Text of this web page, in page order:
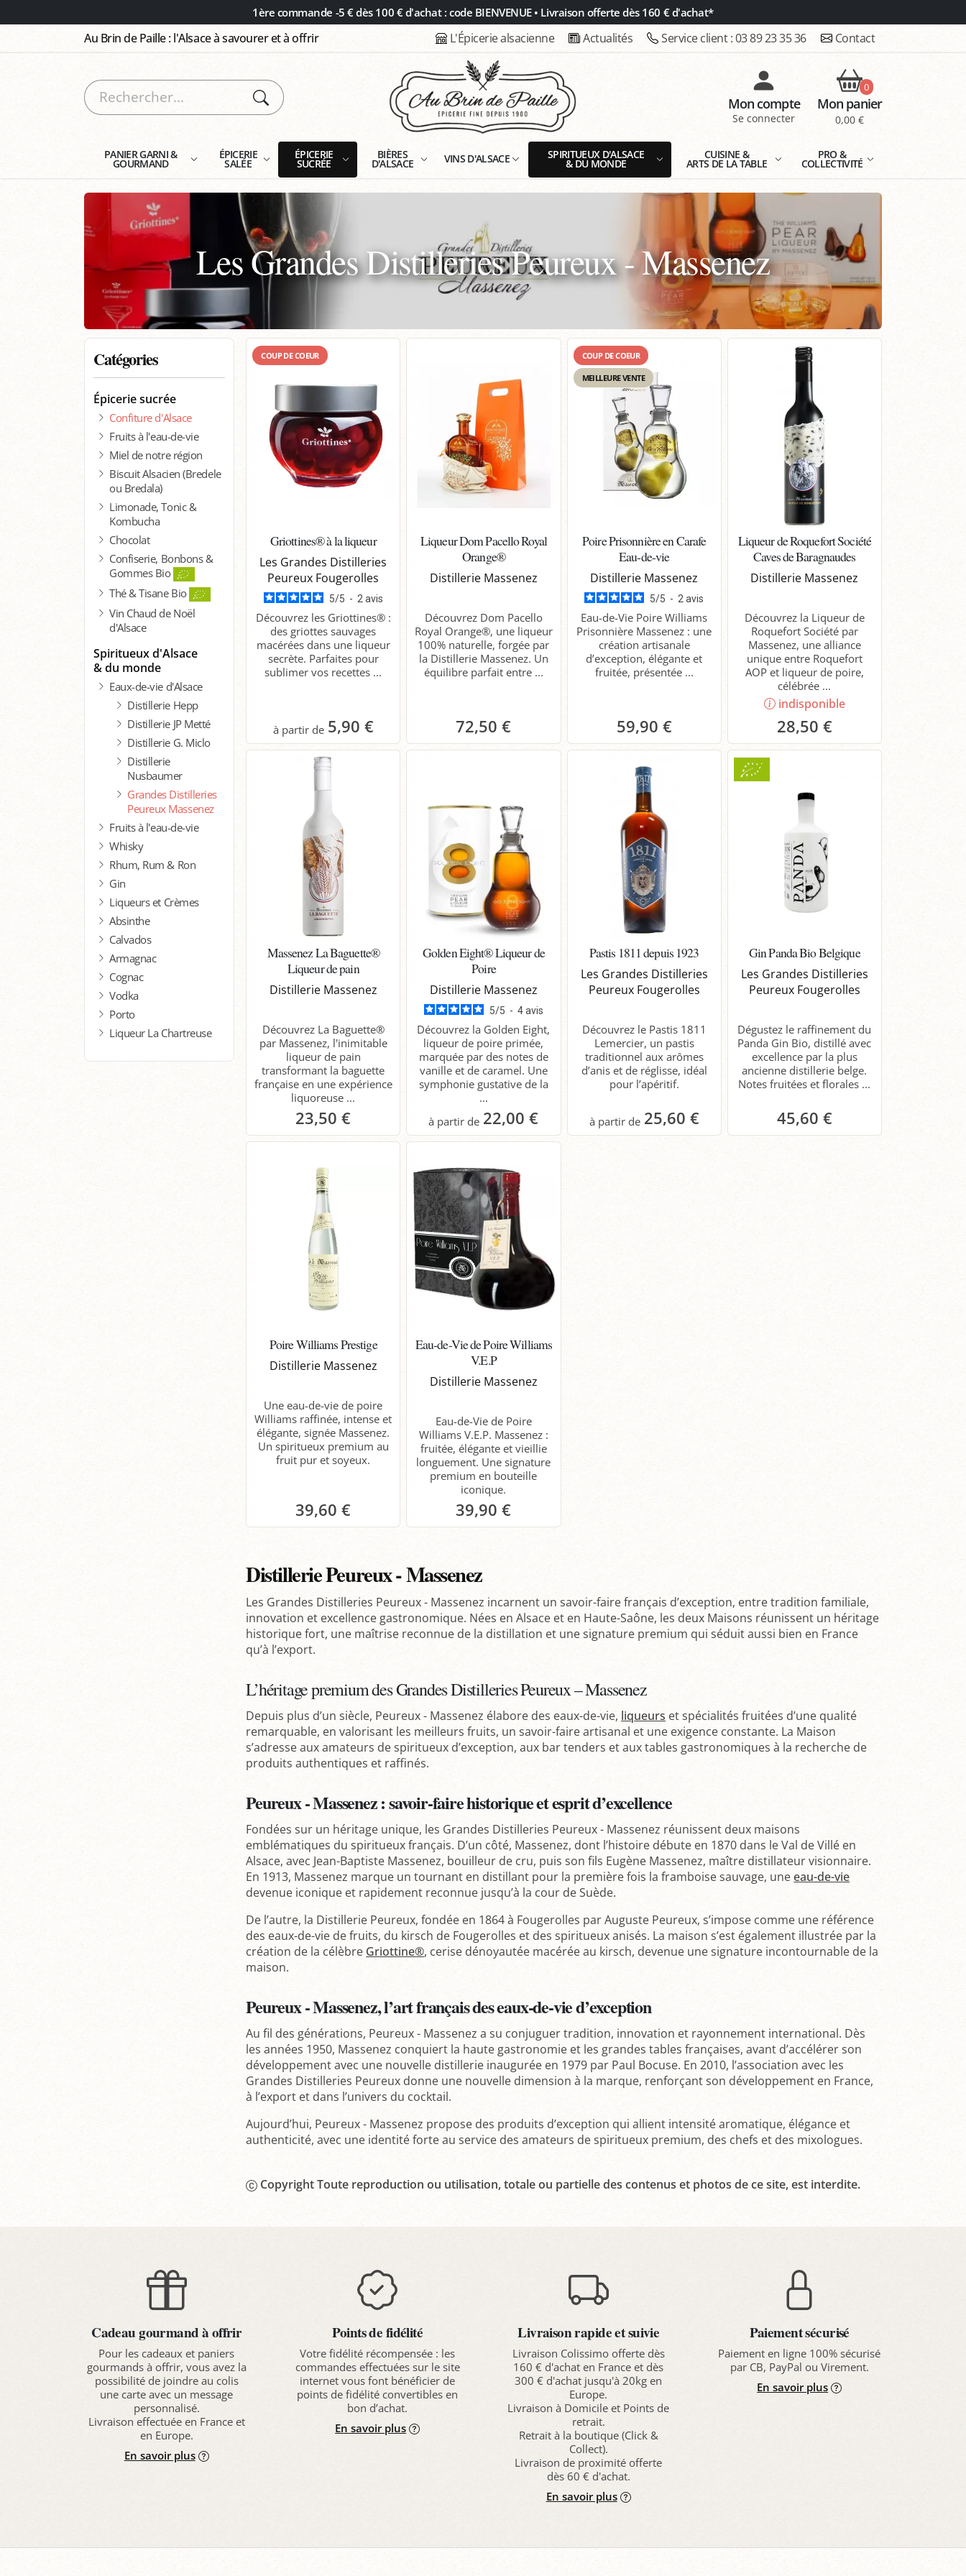
1ère commande -5 € dès 100 € d'achat : code BIENVENUE • Livraison offerte dès 160 € d'achat*
Au Brin de Paille : l'Alsace à savourer et à offrir L'Épicerie alsacienne Actualités Service client :03 89 23 35 36 Contact
Mon compte
Se connecter
0
Mon panier
0,00 €
PANIER GARNI &
GOURMAND
ÉPICERIE
SALÉE
ÉPICERIE
SUCRÉE
BIÈRES
D'ALSACE VINS D'ALSACE SPIRITUEUX D'ALSACE
& DU MONDE
CUISINE &
ARTS DE LA TABLE
PRO &
COLLECTIVITÉ
Les Grandes Distilleries Peureux - Massenez
Catégories
Épicerie sucrée
Confiture d'Alsace
Fruits à l'eau-de-vie
Miel de notre région
Biscuit Alsacien (Bredele
ou Bredala)
Limonade, Tonic &
Kombucha
Chocolat
Confiserie, Bonbons &
Gommes Bio
Thé & Tisane Bio
Vin Chaud de Noël
d'Alsace
Spiritueux d'Alsace
& du monde
Eaux-de-vie d'Alsace
Distillerie Hepp
Distillerie JP Metté
Distillerie G. Miclo
Distillerie
Nusbaumer
Grandes Distilleries
Peureux Massenez
Fruits à l'eau-de-vie
Whisky
Rhum, Rum & Ron
Gin
Liqueurs et Crèmes
Absinthe
Calvados
Armagnac
Cognac
Vodka
Porto
Liqueur La Chartreuse
COUP DE COEUR
Griottines® à la liqueur
Les Grandes Distilleries
Peureux Fougerolles
5/5 - 2 avis
Découvrez les Griottines® :
des griottes sauvages
macérées dans une liqueur
secrète. Parfaites pour
sublimer vos recettes ...
5,90 €
Panier
Liqueur Dom Pacello Royal
Orange®
Distillerie Massenez
Découvrez Dom Pacello
Royal Orange®, une liqueur
100% naturelle, forgée par
la Distillerie Massenez. Un
équilibre parfait entre ...
72,50 €
COUP DE COEUR
MEILLEURE VENTE
Poire Prisonnière en Carafe
Eau-de-vie
Distillerie Massenez
5/5 - 2avis
Eau-de-Vie Poire Williams
Prisonnière Massenez : une
création artisanale
d’exception, élégante et
fruitée, présentée ...
59,90 €
Liqueur de Roquefort Société
Caves de Baragnaudes
Distillerie Massenez
Découvrez la Liqueur de
Roquefort Société par
Massenez, une alliance
unique entre Roquefort
AOP et liqueur de poire,
célébrée ...
indisponible
28,50 €
Massenez La Baguette®
Liqueur de pain
Distillerie Massenez
Découvrez La Baguette®
par Massenez, l'inimitable
liqueur de pain
transformant la baguette
française en une expérience
liquoreuse ...
23,50 €
Golden Eight® Liqueur de
Poire
Distillerie Massenez
5/5 - 4avis
Découvrez la Golden Eight,
liqueur de poire primée,
marquée par des notes de
vanille et de caramel. Une
symphonie gustative de la
...
22,00 €
Pastis 1811 depuis 1923
Les Grandes Distilleries
Peureux Fougerolles
Découvrez le Pastis 1811
Lemercier, un pastis
traditionnel aux arômes
d’anis et de réglisse, idéal
pour l’apéritif.
25,60 €
Gin Panda Bio Belgique
Les Grandes Distilleries
Peureux Fougerolles
Dégustez le raffinement du
Panda Gin Bio, distillé avec
excellence par la plus
ancienne distillerie belge.
Notes fruitées et florales ...
45,60 €
Poire Williams Prestige
Distillerie Massenez
Une eau-de-vie de poire
Williams raffinée, intense et
élégante, signée Massenez.
Un spiritueux premium au
fruit pur et soyeux.
39,60 €
Eau-de-Vie de Poire Williams
V.E.P
Distillerie Massenez
Eau-de-Vie de Poire
Williams V.E.P. Massenez :
fruitée, élégante et vieillie
longuement. Une signature
premium en bouteille
iconique.
39,90 €
Distillerie Peureux - Massenez
Les Grandes Distilleries Peureux - Massenez incarnent un savoir-faire français d’exception, entre tradition familiale,
innovation et excellence gastronomique. Nées en Alsace et en Haute-Saône, les deux Maisons réunissent un héritage
historique fort, une maîtrise reconnue de la distillation et une signature premium qui séduit aussi bien en France
qu’à l’export.
L’héritage premium des Grandes Distilleries Peureux – Massenez
Depuis plus d’un siècle, Peureux - Massenez élabore des eaux-de-vie, liqueurs et spécialités fruitées d’une qualité
remarquable, en valorisant les meilleurs fruits, un savoir-faire artisanal et une exigence constante. La Maison
s’adresse aux amateurs de spiritueux d’exception, aux bar tenders et aux tables gastronomiques à la recherche de
produits authentiques et raffinés.
Peureux - Massenez : savoir-faire historique et esprit d’excellence
Fondées sur un héritage unique, les Grandes Distilleries Peureux - Massenez réunissent deux maisons
emblématiques du spiritueux français. D’un côté, Massenez, dont l’histoire débute en 1870 dans le Val de Villé en
Alsace, avec Jean-Baptiste Massenez, bouilleur de cru, puis son fils Eugène Massenez, maître distillateur visionnaire.
En 1913, Massenez marque un tournant en distillant pour la première fois la framboise sauvage, uneeau-de-vie
devenue iconique et rapidement reconnue jusqu’à la cour de Suède.
De l’autre, la Distillerie Peureux, fondée en 1864 à Fougerolles par Auguste Peureux, s’impose comme une référence
des eaux-de-vie de fruits, du kirsch de Fougerolles et des spiritueux anisés. La maison s’est également illustrée par la
création de la célèbre Griottine®, cerise dénoyautée macérée au kirsch, devenue une signature incontournable de la
maison.
Peureux - Massenez, l’art français des eaux-de-vie d’exception
Au fil des générations, Peureux - Massenez a su conjuguer tradition, innovation et rayonnement international. Dès
les années 1950, Massenez conquiert la haute gastronomie et les grandes tables françaises, avant d’accélérer son
développement avec une nouvelle distillerie inaugurée en 1979 par Paul Bocuse. En 2010, l’association avec les
Grandes Distilleries Peureux donne une nouvelle dimension à la marque, renforçant son développement en France,
à l’export et dans l’univers du cocktail.
Aujourd’hui, Peureux - Massenez propose des produits d’exception qui allient intensité aromatique, élégance et
authenticité, avec une identité forte au service des amateurs de spiritueux premium, des chefs et des mixologues.
Copyright Toute reproduction ou utilisation, totale ou partielle des contenus et photos de ce site, est interdite.
Cadeau gourmand à offrir
Pour les cadeaux et paniers
gourmands à offrir, vous avez la
possibilité de joindre au colis
une carte avec un message
personnalisé.
Livraison effectuée en France et
en Europe.
En savoir plus
Points de fidélité
Votre fidélité récompensée : les
commandes effectuées sur le site
internet vous font bénéficier de
points de fidélité convertibles en
bon d’achat.
En savoir plus
Livraison rapide et suivie
Livraison Colissimo offerte dès
160 € d'achat en France et dès
300 € d'achat jusqu'à 20kg en
Europe.
Livraison à Domicile et Points de
retrait.
Retrait à la boutique (Click &
Collect).
Livraison de proximité offerte
dès 60 € d'achat.
En savoir plus
Paiement sécurisé
Paiement en ligne 100% sécurisé
par CB, PayPal ou Virement.
En savoir plus